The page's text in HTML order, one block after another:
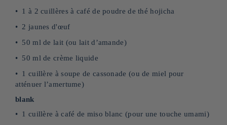
1 à 2 cuillères à café de poudre de thé hojicha
2 jaunes d'œuf
50 ml de lait (ou lait d’amande)
50 ml de crème liquide
1 cuillère à soupe de cassonade (ou de miel pour
atténuer l’amertume)
blank
1 cuillère à café de miso blanc (pour une touche umami)